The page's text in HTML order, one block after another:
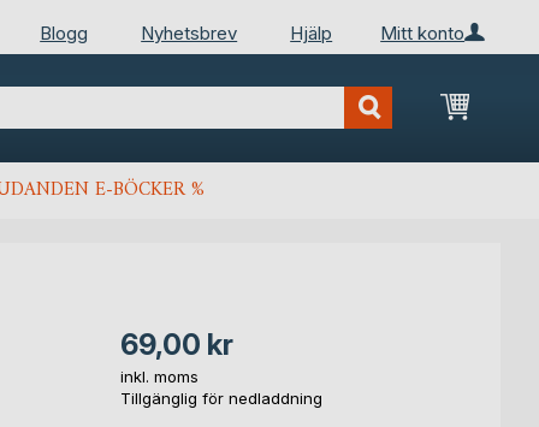
Mitt konto
Blogg Nyhetsbrev Hjälp
Min
E-BÖCKER %
69,00 kr
inkl. moms
Tillgänglig för nedladdning